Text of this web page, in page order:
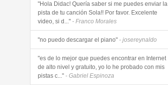
"Hola Didac! Quería saber si me puedes enviar la
pista de tu canción Sola!! Por favor. Excelente
video, si d..." - Franco Morales
"no puedo descargar el piano" - josereynaldo
"es de lo mejor que puedes encontrar en Internet
de alto nivel y gratuito, yo lo he probado con mis
pistas c..." - Gabriel Espinoza